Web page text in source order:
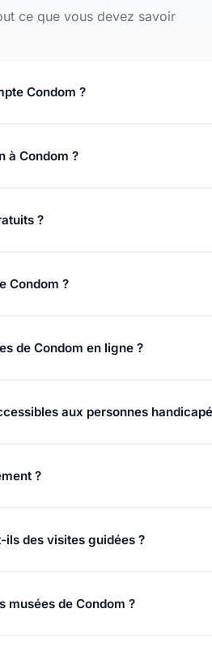
ce que vous devez savoir
Condom ?
à Condom ?
?
Condom ?
de Condom en ligne ?
aux personnes
?
ils des visites guidées ?
musées de Condom ?